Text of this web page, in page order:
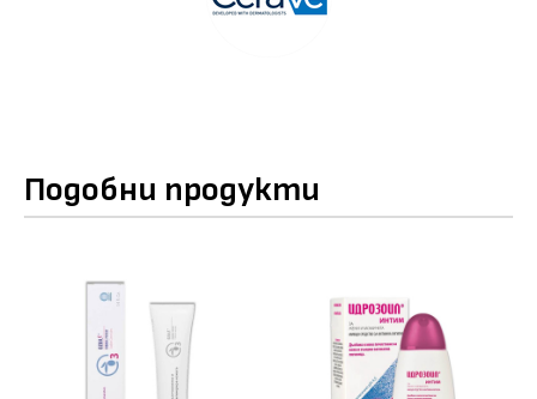
Подобни продукти